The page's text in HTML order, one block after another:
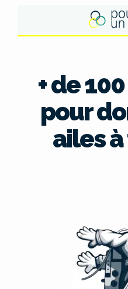
+ de
pour
ailes